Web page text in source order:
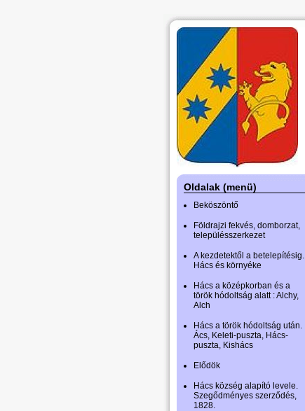
Oldalak (menü)
Beköszöntő
Földrajzi fekvés, domborzat,
településszerkezet
A kezdetektől a betelepítésig.
Hács és környéke
Hács a középkorban és a
török hódoltság alatt : Alchy,
Alch
Hács a török hódoltság után.
Ács, Keleti-puszta, Hács-
puszta, Kishács
Elődök
Hács község alapító levele.
Szegődményes szerződés,
1828.